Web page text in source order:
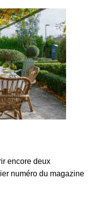
encore deux
numéro du magazine